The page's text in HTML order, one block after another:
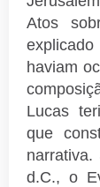
Atos
haviam
Lucas
que
d.C., o